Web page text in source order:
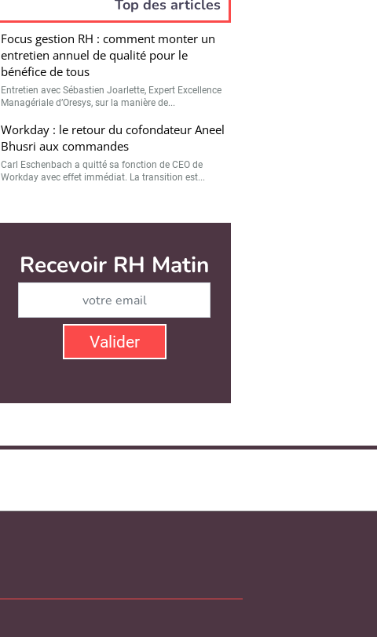
Top des articles
Focus gestion RH : comment monter un
entretien annuel de qualité pour le
bénéfice de tous
Entretien avec Sébastien Joarlette, Expert Excellence
Managériale d’Oresys, sur la manière de...
Workday : le retour du cofondateur Aneel
Bhusri aux commandes
Carl Eschenbach a quitté sa fonction de CEO de
Workday avec effet immédiat. La transition est...
Recevoir RH Matin
Valider